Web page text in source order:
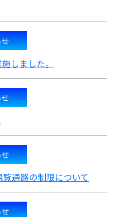
しました。
通路の制限について